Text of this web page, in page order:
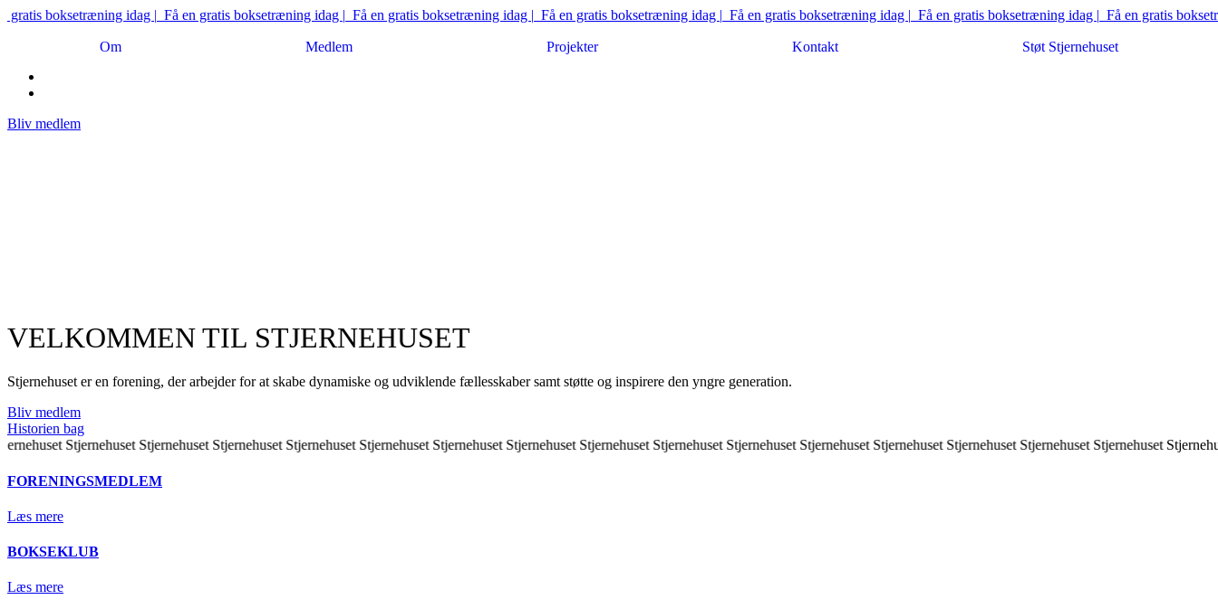
Skipboksetræning idag |Få en gratis boksetræning idag |Få en gratis boksetræning idag |Få en gratis boksetræning idag |Få en gratis boksetræning idag |Få en gratis boksetræning idag |Få en gratis
Om Medlem Projekter Kontakt Støt Stjernehuset
Bliv medlem
VELKOMMEN TIL STJERNEHUSET
Stjernehuset er en forening, der arbejder for at skabe dynamiske og udviklende fællesskaber samt støtte og inspirere den yngre generation.
Bliv medlem
Historien bag
StjernehusetStjernehusetStjernehusetStjernehusetStjernehusetStjernehusetStjernehusetStjernehusetStjernehusetStjernehusetStjernehusetStjernehusetStjernehusetStjernehusetStjernehuset
FORENINGSMEDLEM
Læs mere
BOKSEKLUB
Læs mere